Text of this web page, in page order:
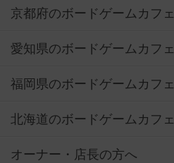
京都府のボードゲームカフェ
愛知県のボードゲームカフェ
福岡県のボードゲームカフェ
北海道のボードゲームカフェ
オーナー・店長の方へ